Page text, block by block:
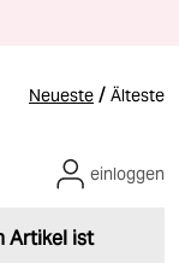
Neueste / Älteste
Artikel ist
einloggen